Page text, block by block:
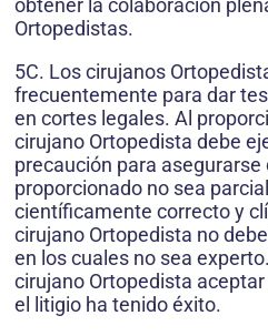
obtener la colaboración
Ortopedistas.
5C. Los cirujanos
frecuentemente para dar
en cortes legales. Al
cirujano Ortopedista debe
precaución para
proporcionado no sea
científicamente correcto y
cirujano Ortopedista no
en los cuales no sea
cirujano Ortopedista
el litigio ha tenido éxito.